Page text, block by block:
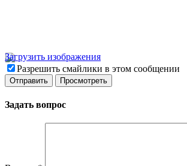
Загрузить изображения
Разрешить смайлики в этом сообщении
Задать вопрос